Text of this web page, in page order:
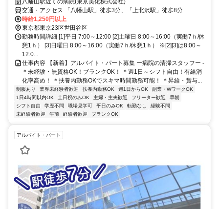
八幡山駅近くの病院(東京美化株式会社)
交通・アクセス 「八幡山駅」徒歩3分、「上北沢駅」徒歩8分
時給1,250円以上
東京都東京23区世田谷区
勤務時間詳細 [1]平日 7:00～12:00 [2]土曜日 8:00～16:00（実働7ｈ/休
憩1ｈ） [3]日曜日 8:00～16:00（実働7ｈ/休憩1ｈ） ※[2][3]は8:00～
12:0...
仕事内容 【新着】アルバイト・パート募集 ー病院の清掃スタッフー -
＊未経験・無資格OK！ブランクOK！ ＊週1日～シフト自由！有給消
化率高め！ ＊扶養内勤務OKでスキマ時間勤務可能！ ＊昇給・賞与...
制服あり 業界未経験者歓迎 扶養内勤務OK 週1日からOK
副業・WワークOK
1日4時間以内OK
土日祝のみOK 主婦・主夫歓迎 フリーター歓迎
早朝
シフト自由
学歴不問 職場見学可 平日のみOK 転勤なし
経験不問
未経験者歓迎
午前 経験者歓迎 ブランクOK
アルバイト・パート